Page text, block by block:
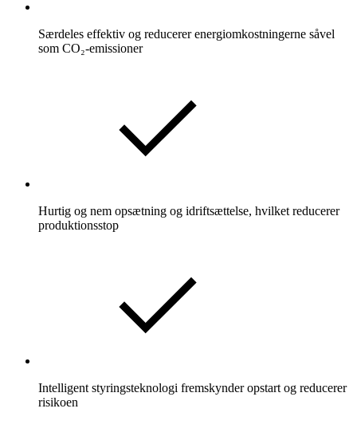
Særdeles effektiv og reducerer energiomkostningerne såvel
som CO₂-emissioner
Hurtig og nem opsætning og idriftsættelse, hvilket reducerer
produktionsstop
Intelligent styringsteknologi fremskynder opstart og reducerer
risikoen